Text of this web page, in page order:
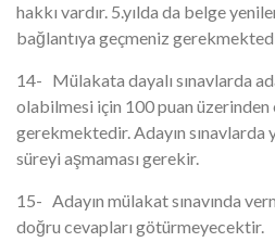
hakkı vardır. 5.yılda da belge
bağlantıya geçmeniz
14- Mülakata dayalı sınavlarda
olabilmesi için 100 puan üzerinden
gerekmektedir. Adayın sınavlarda
süreyi aşmaması gerekir.
15- Adayın mülakat sınavında
doğru cevapları götürmeyecektir.